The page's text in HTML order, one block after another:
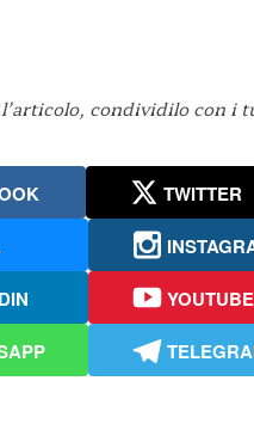
condividilo con i
TWITTER
YOUTUBE